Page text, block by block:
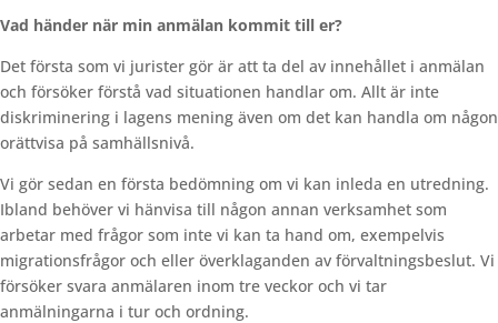
Vad händer när min anmälan kommit till er?
Det första som vi jurister gör är att ta del av innehållet i anmälan
och försöker förstå vad situationen handlar om. Allt är inte
diskriminering i lagens mening även om det kan handla om någon
orättvisa på samhällsnivå.
Vi gör sedan en första bedömning om vi kan inleda en utredning.
Ibland behöver vi hänvisa till någon annan verksamhet som
arbetar med frågor som inte vi kan ta hand om, exempelvis
migrationsfrågor och eller överklaganden av förvaltningsbeslut. Vi
försöker svara anmälaren inom tre veckor och vi tar
anmälningarna i tur och ordning.